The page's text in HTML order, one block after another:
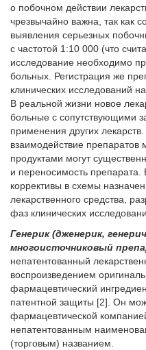
о побочном действии
чрезвычайно важна, так как
выявления серьезных
с частотой 1:10 000 (что
исследование необходимо
больных. Регистрация же
клинических исследований
В реальной жизни новое
больные с сопутствующими
применения других
взаимодействие
продуктами могут
и переносимость препарата.
коррективы в схемы
лекарственного средства,
фаз клинических
Генерик (дженерик,
многоисточниковый
непатентованный
воспроизведением
фармацевтический
патентной защиты [2]. Он
фармацевтической
непатентованным
(торговым) названием.